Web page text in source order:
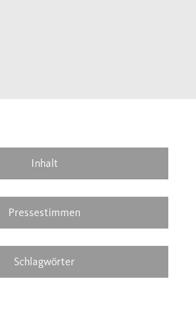
Inhalt
Pressestimmen
Schlagwörter